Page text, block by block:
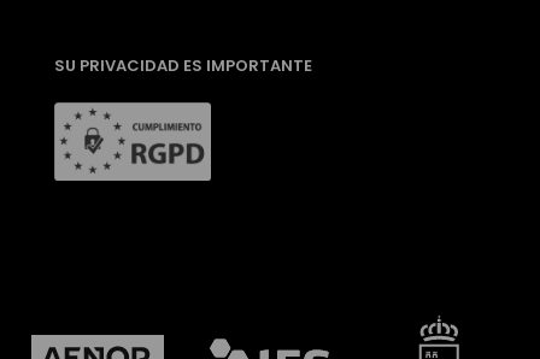
SU PRIVACIDAD ES IMPORTANTE